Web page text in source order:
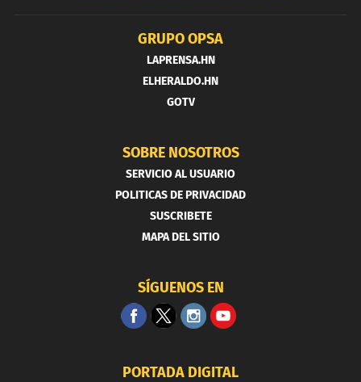
GRUPO OPSA
LAPRENSA.HN
ELHERALDO.HN
GOTV
SOBRE NOSOTROS
SERVICIO AL USUARIO
POLITICAS DE PRIVACIDAD
SUSCRIBETE
MAPA DEL SITIO
SÍGUENOS EN
PORTADA DIGITAL